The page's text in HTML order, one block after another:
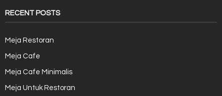
RECENT POSTS
Meja Restoran
Meja Cafe
Meja Cafe Minimalis
Meja Untuk Restoran